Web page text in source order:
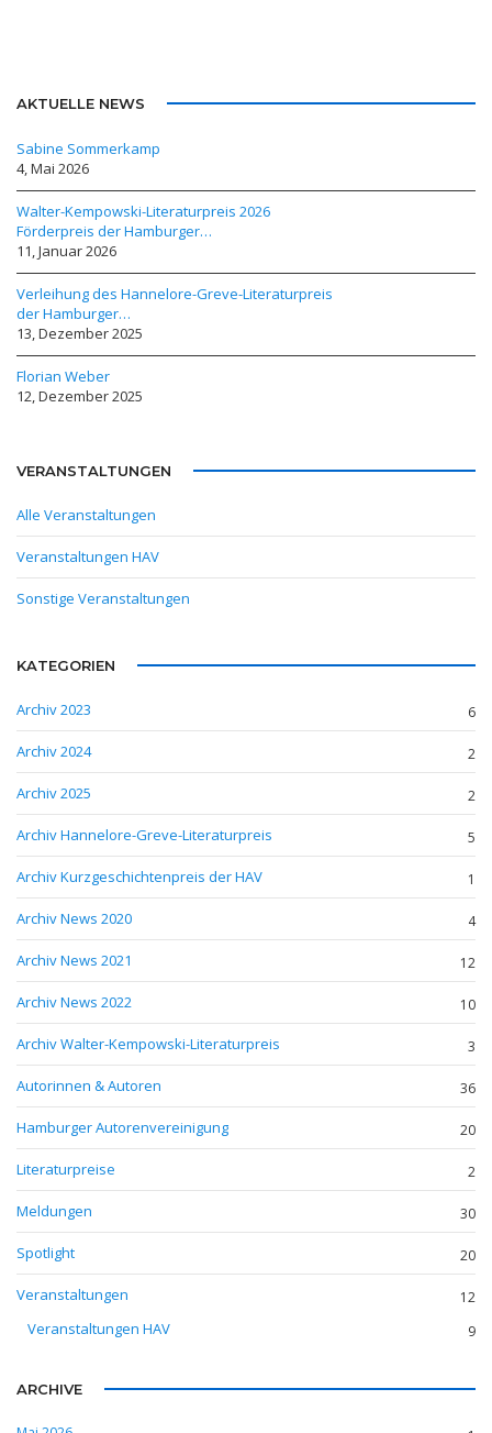
AKTUELLE NEWS
Sabine Sommerkamp
4, Mai 2026
Walter-Kempowski-Literaturpreis 2026
Förderpreis der Hamburger…
11, Januar 2026
Verleihung des Hannelore-Greve-Literaturpreis
der Hamburger…
13, Dezember 2025
Florian Weber
12, Dezember 2025
VERANSTALTUNGEN
Alle Veranstaltungen
Veranstaltungen HAV
Sonstige Veranstaltungen
KATEGORIEN
Archiv 2023 6
Archiv 2024 2
Archiv 2025 2
Archiv Hannelore-Greve-Literaturpreis 5
Archiv Kurzgeschichtenpreis der HAV 1
Archiv News 2020 4
Archiv News 2021 12
Archiv News 2022 10
Archiv Walter-Kempowski-Literaturpreis 3
Autorinnen & Autoren 36
Hamburger Autorenvereinigung 20
Literaturpreise 2
Meldungen 30
Spotlight 20
Veranstaltungen 12
Veranstaltungen HAV 9
ARCHIVE